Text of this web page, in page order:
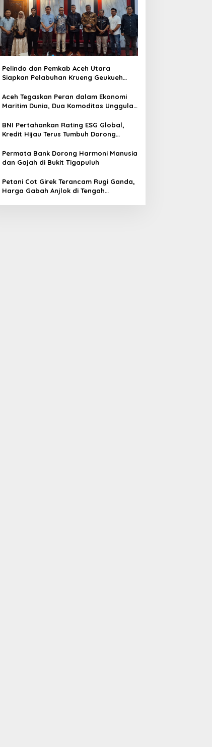
Pelindo dan Pemkab Aceh Utara
Siapkan Pelabuhan Krueng Geukueh
Aceh Tegaskan Peran dalam Ekonomi
Maritim Dunia, Dua Komoditas Unggulan
Geukueh
BNI Pertahankan Rating ESG Global,
Kredit Hijau Terus Tumbuh Dorong
Permata Bank Dorong Harmoni Manusia
dan Gajah di Bukit Tigapuluh
Petani Cot Girek Terancam Rugi Ganda,
Harga Gabah Anjlok di Tengah